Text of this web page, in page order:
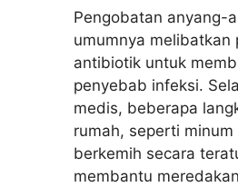
Pengobatan anyang-
umumnya melibatkan
antibiotik untuk
penyebab infeksi.
medis, beberapa
rumah, seperti
berkemih secara
membantu